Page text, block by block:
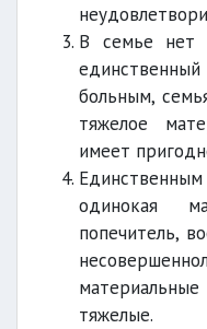
В семье нет
больным,
тяжелое
имеет
одинокая
попечитель,
тяжелые.